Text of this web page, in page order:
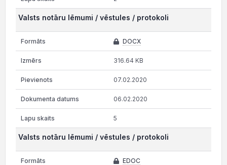
Valsts notāru lēmumi / vēstules / protokoli
DOCX
316.64 KB
07.02.2020
06.02.2020
5
Valsts notāru lēmumi / vēstules / protokoli
EDOC